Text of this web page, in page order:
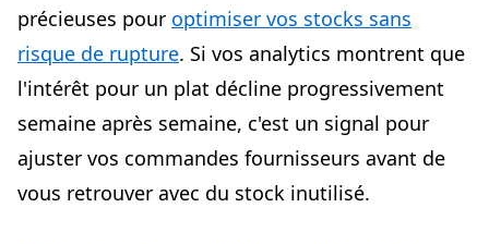
précieuses pour optimiser vos stocks sans
risque de rupture. Si vos analytics montrent que
l'intérêt pour un plat décline progressivement
semaine après semaine, c'est un signal pour
ajuster vos commandes fournisseurs avant de
vous retrouver avec du stock inutilisé.